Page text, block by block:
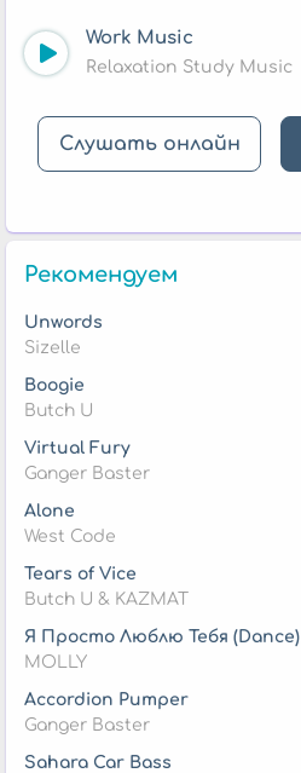
Work Music
Relaxation Study Music
Слушать онлайн
Рекомендуем
Unwords
Sizelle
Boogie
Butch U
Virtual Fury
Ganger Baster
Alone
West Code
Tears of Vice
Butch U & KAZMAT
Я Просто Люблю Тебя (Dance)
MOLLY
Accordion Pumper
Ganger Baster
Sahara Car Bass